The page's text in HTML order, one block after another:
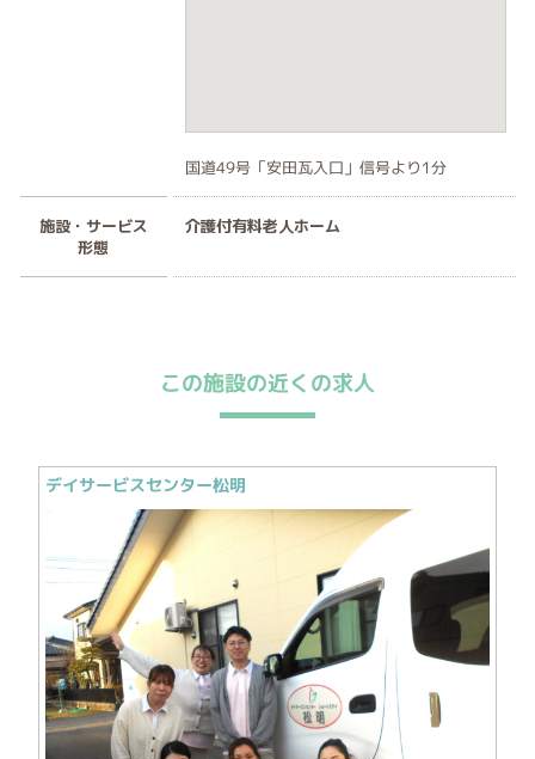
国道49号「安田瓦入口」信号より1分
施設・サービス
形態
介護付有料老人ホーム
この施設の近くの求人
デイサービスセンター松明